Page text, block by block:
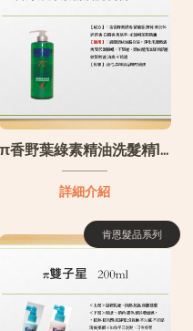
π香野葉綠素精油洗髮精1000ml
詳細介紹
肯恩髮品系列